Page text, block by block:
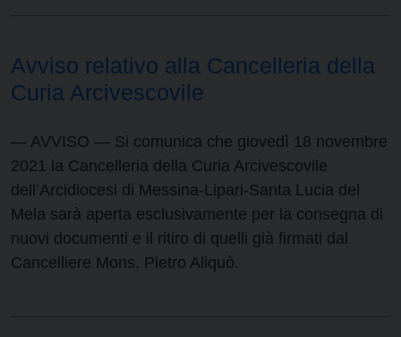
Avviso relativo alla Cancelleria della
Curia Arcivescovile
— AVVISO — Si comunica che giovedì 18 novembre
2021 la Cancelleria della Curia Arcivescovile
dell’Arcidiocesi di Messina-Lipari-Santa Lucia del
Mela sarà aperta esclusivamente per la consegna di
nuovi documenti e il ritiro di quelli già firmati dal
Cancelliere Mons. Pietro Aliquò.